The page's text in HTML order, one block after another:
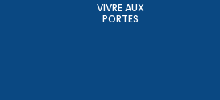
VIVRE AUX
PORTES